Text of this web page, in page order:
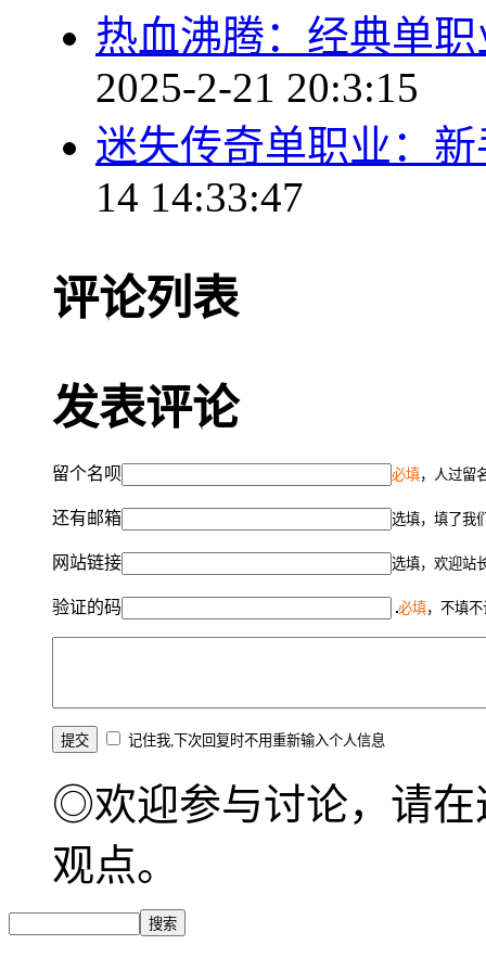
热血沸腾：经典单
2025-2-21 20:3:15
迷失传奇单职业：
14 14:33:47
评论列表
发表评论
留个名呗 必填，人过留
还有邮箱 选填，填了我
网站链接 选填，欢迎站
验证的码 必填，不填
记住我,下次回复时不用重新输入个人信息
◎欢迎参与讨论，请在
观点。